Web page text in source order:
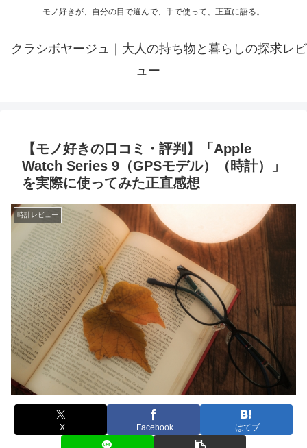
モノ好きが、自分の目で選んで、手で使って、正直に語る。
クラシボヤージュ｜大人の持ち物と暮らしの探求レビ
ュー
【モノ好きの口コミ・評判】「Apple
Watch Series 9（GPSモデル）（時計）」
を実際に使ってみた正直感想
時計レビュー
X Facebook はてブ